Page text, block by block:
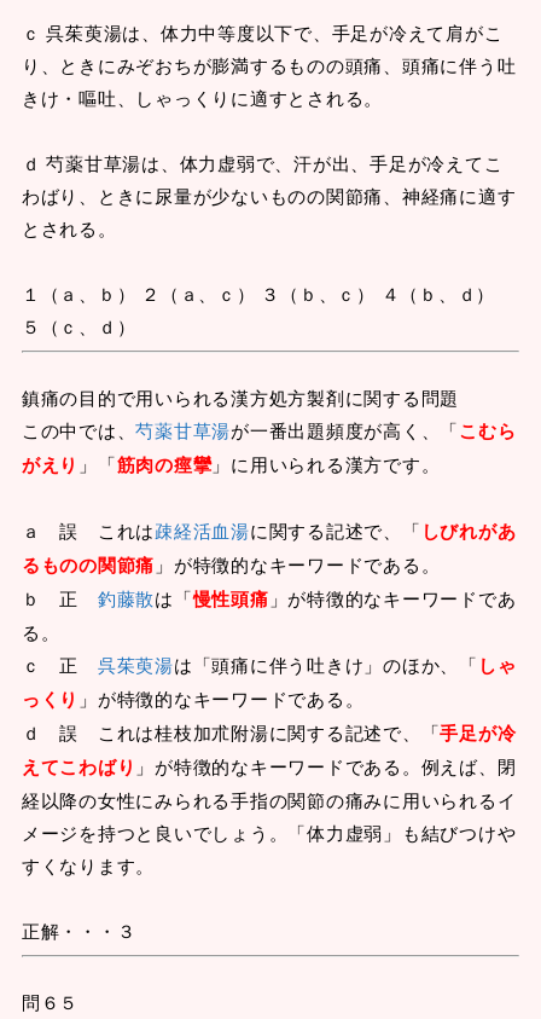
ｃ 呉茱萸湯は、体力中等度以下で、手足が冷えて肩がこ
り、ときにみぞおちが膨満するものの頭痛、頭痛に伴う吐
きけ・嘔吐、しゃっくりに適すとされる。
ｄ 芍薬甘草湯は、体力虚弱で、汗が出、手足が冷えてこ
わばり、ときに尿量が少ないものの関節痛、神経痛に適す
とされる。
１（ａ、ｂ） ２（ａ、ｃ） ３（ｂ、ｃ） ４（ｂ、ｄ）
５（ｃ、ｄ）
鎮痛の目的で用いられる漢方処方製剤に関する問題
この中では、芍薬甘草湯が一番出題頻度が高く、「こむら
がえり 」「筋肉の痙攣」に用いられる漢方です。
ａ 誤 これは疎経活血湯に関する記述で、「 しびれがあ
るものの関節痛 」が特徴的なキーワードである。
ｂ 正 釣藤散は「慢性頭痛 」が特徴的なキーワードであ
る。
ｃ 正 呉茱萸湯は「頭痛に伴う吐きけ」のほか、「 しゃ
っくり 」が特徴的なキーワードである。
ｄ 誤 これは桂枝加朮附湯に関する記述で、「手足が冷
えてこわばり 」が特徴的なキーワードである。例えば、閉
経以降の女性にみられる手指の関節の痛みに用いられるイ
メージを持つと良いでしょう。「体力虚弱」も結びつけや
すくなります。
正解・・・３
問６５